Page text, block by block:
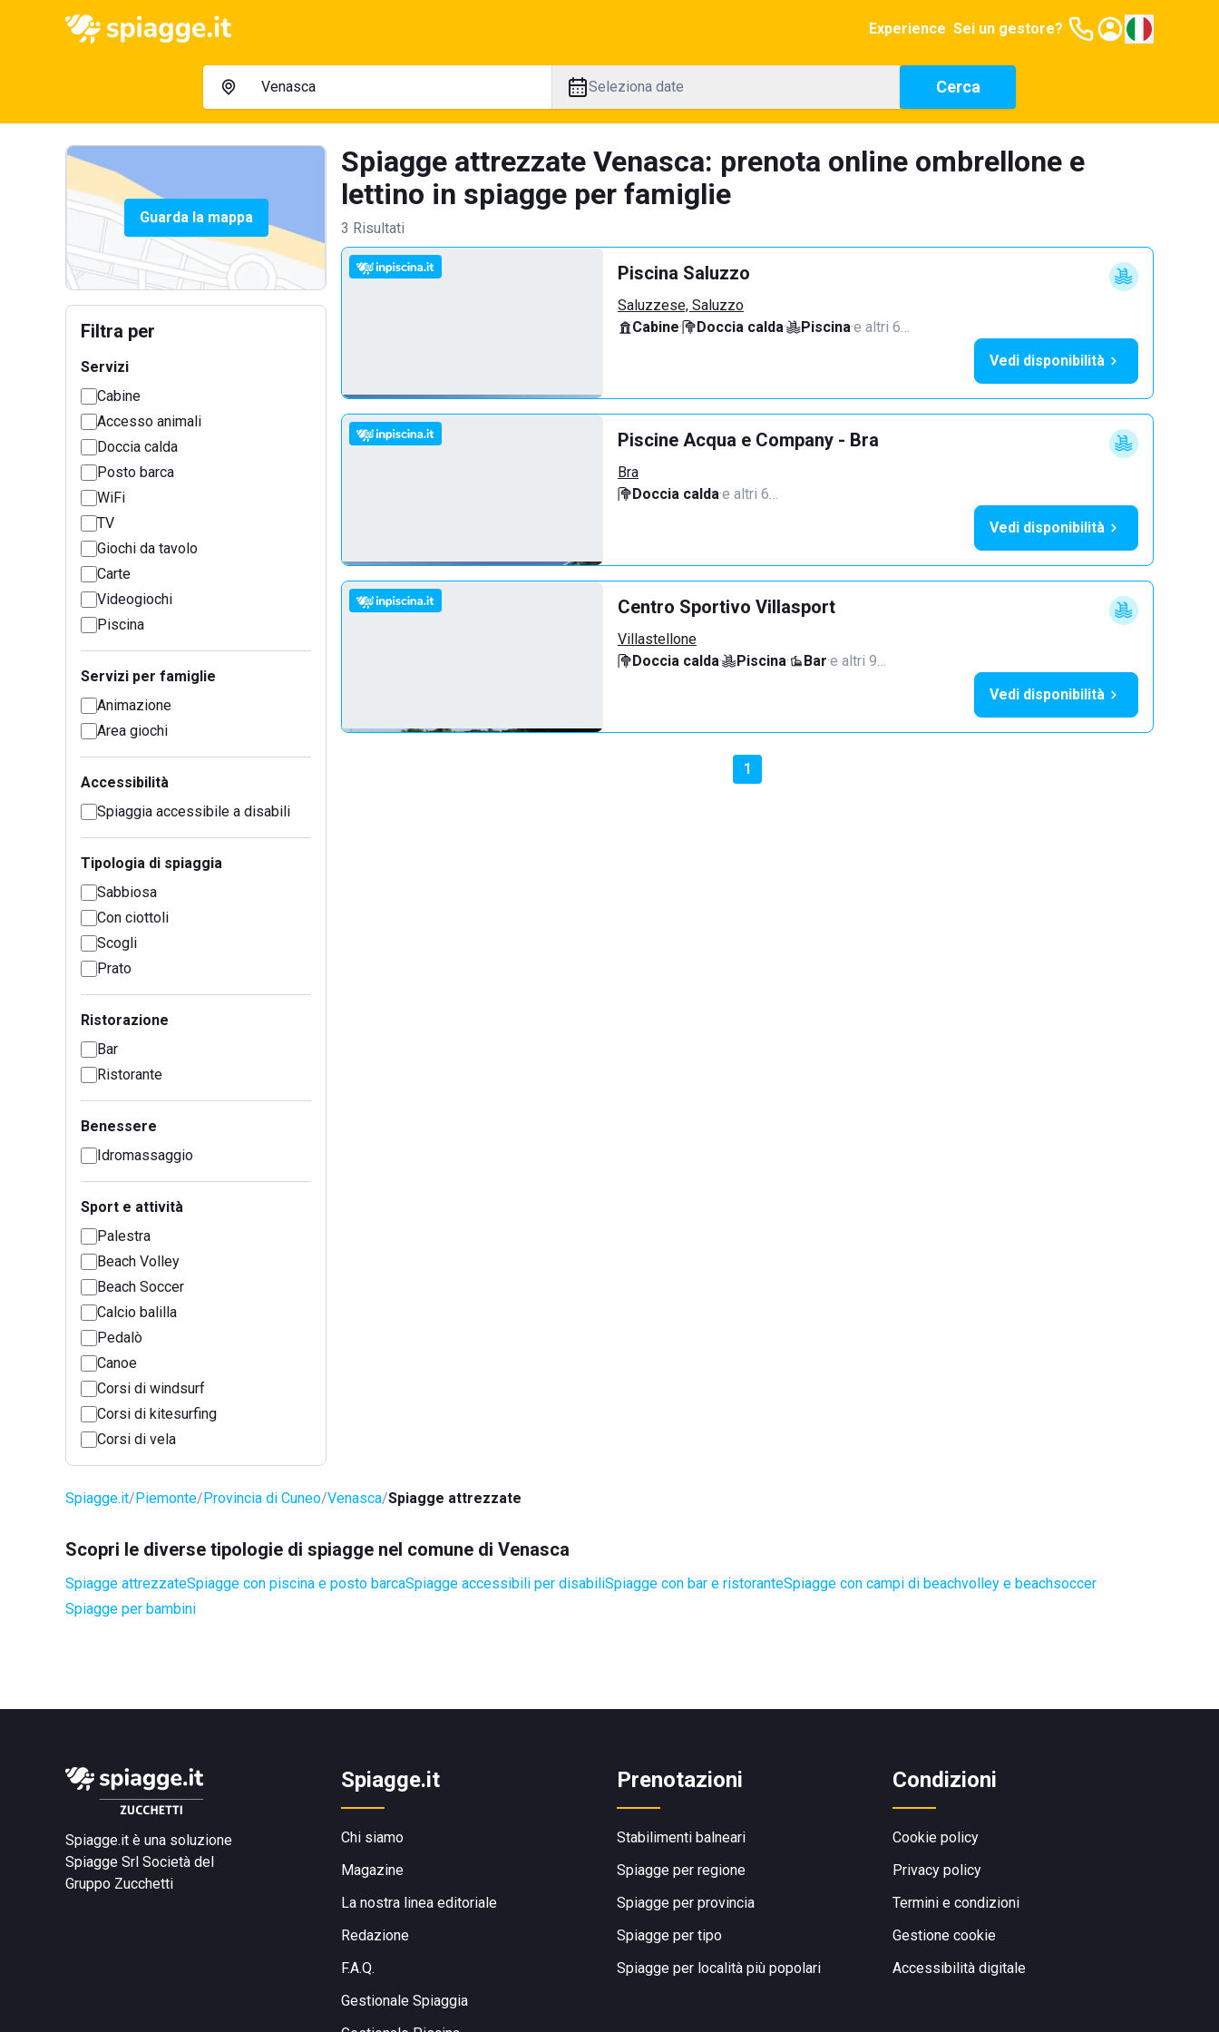
Experience Sei un gestore?
Seleziona date Cerca
Guarda la mappa
Filtra per
Servizi
Cabine
Accesso animali
Doccia calda
Posto barca
WiFi
TV
Giochi da tavolo
Carte
Videogiochi
Piscina
Servizi per famiglie
Animazione
Area giochi
Accessibilità
Spiaggia accessibile a disabili
Tipologia di spiaggia
Sabbiosa
Con ciottoli
Scogli
Prato
Ristorazione
Bar
Ristorante
Benessere
Idromassaggio
Sport e attività
Palestra
Beach Volley
Beach Soccer
Calcio balilla
Pedalò
Canoe
Corsi di windsurf
Corsi di kitesurfing
Corsi di vela
Spiagge attrezzate Venasca: prenota online ombrellone e
lettino in spiagge per famiglie
3 Risultati
Piscina Saluzzo
Saluzzese, Saluzzo
Cabine· Doccia calda· Piscina·e altri 6…
Vedi disponibilità
Piscine Acqua e Company - Bra
Bra
Doccia calda·e altri 6…
Vedi disponibilità
Centro Sportivo Villasport
Villastellone
Doccia calda· Piscina· Bar·e altri 9…
Vedi disponibilità
1
Spiagge.it Piemonte Provincia di Cuneo Venasca Spiagge attrezzate
Scopri le diverse tipologie di spiagge nel comune di Venasca
Spiagge attrezzateSpiagge con piscina e posto barcaSpiagge accessibili per disabiliSpiagge con bar e ristoranteSpiagge con campi di beachvolley e beachsoccer
Spiagge per bambini
Spiagge.it è una soluzione
Spiagge Srl Società del
Gruppo Zucchetti
Spiagge.it
Chi siamo
Magazine
La nostra linea editoriale
Redazione
F.A.Q.
Gestionale Spiaggia
Prenotazioni
Stabilimenti balneari
Spiagge per regione
Spiagge per provincia
Spiagge per tipo
Spiagge per località più popolari
Condizioni
Cookie policy
Privacy policy
Termini e condizioni
Gestione cookie
Accessibilità digitale